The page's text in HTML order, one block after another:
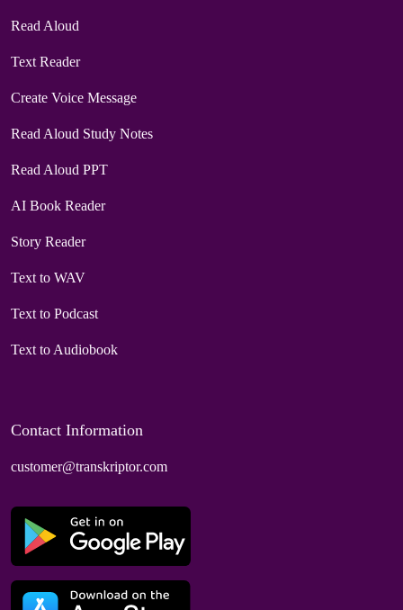
Read Aloud
Text Reader
Create Voice Message
Read Aloud Study Notes
Read Aloud PPT
AI Book Reader
Story Reader
Text to WAV
Text to Podcast
Text to Audiobook
Contact Information
customer@transkriptor.com